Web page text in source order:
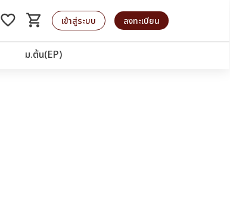
favorite_border shopping_cart
รถเข็น เข้าสู่ระบบ ลงทะเบียน
ม.ต้น(EP)